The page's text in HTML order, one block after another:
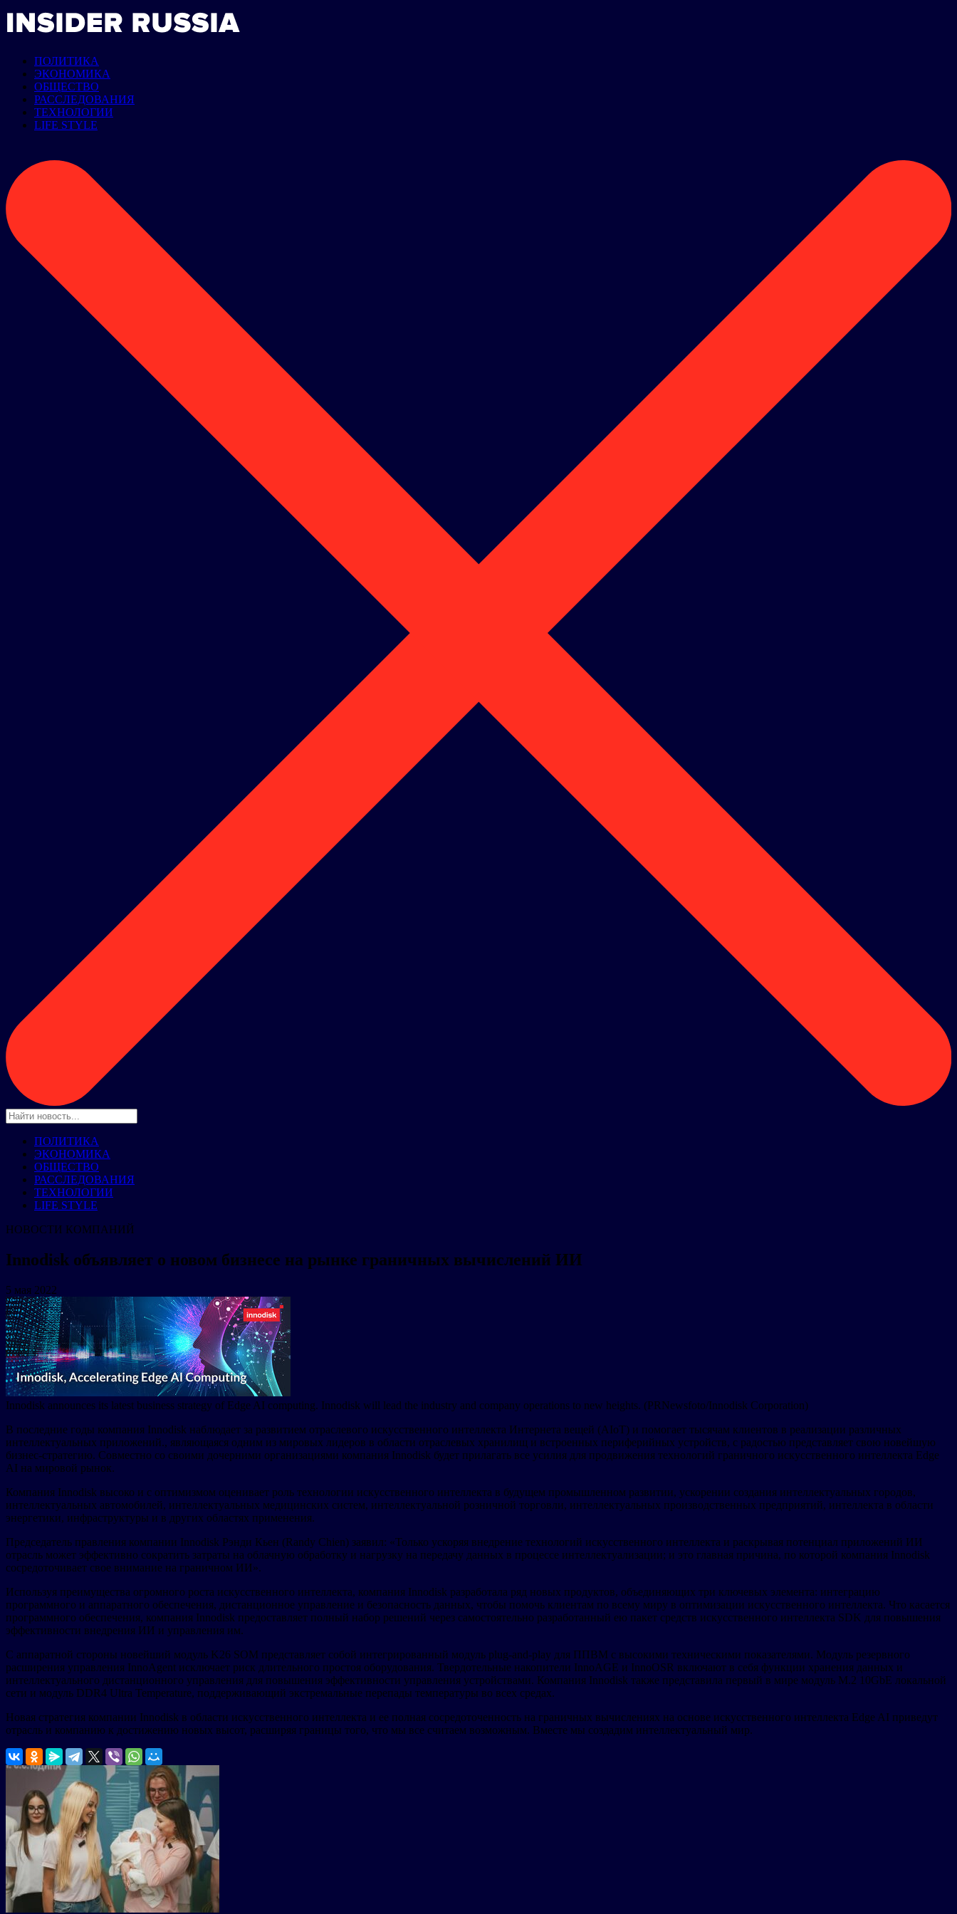
ПОЛИТИКА
ЭКОНОМИКА
ОБЩЕСТВО
РАССЛЕДОВАНИЯ
ТЕХНОЛОГИИ
LIFE STYLE
ПОЛИТИКА
ЭКОНОМИКА
ОБЩЕСТВО
РАССЛЕДОВАНИЯ
ТЕХНОЛОГИИ
LIFE STYLE
НОВОСТИ КОМПАНИЙ
Innodisk объявляет о новом бизнесе на рынке граничных вычислений ИИ
5 мая 2022
Innodisk announces its latest business strategy of Edge AI computing. Innodisk will lead the industry and company operations to new heights. (PRNewsfoto/Innodisk Corporation)
В последние годы компания Innodisk наблюдает за развитием отраслевого искусственного интеллекта Интернета вещей (AIoT) и помогает тысячам клиентов в реализации различных
интеллектуальных приложений., являющаяся одним из мировых лидеров в области отраслевых хранилищ и встроенных периферийных устройств, с радостью представляет свою новейшую
бизнес-стратегию. Совместно со своими дочерними организациями компания Innodisk будет прилагать все усилия для продвижения технологий граничного искусственного интеллекта Edge
AI на мировой рынок.
Компания Innodisk высоко и с оптимизмом оценивает роль технологии искусственного интеллекта в будущем промышленном развитии, ускорении создания интеллектуальных городов,
интеллектуальных автомобилей, интеллектуальных медицинских систем, интеллектуальной розничной торговли, интеллектуальных производственных предприятий, интеллекта в области
энергетики, инфраструктуры и в других областях применения.
Председатель правления компании Innodisk Рэнди Кьен (Randy Chien) заявил: «Только ускоряя внедрение технологий искусственного интеллекта и раскрывая потенциал приложений ИИ
отрасль может эффективно сократить затраты на облачную обработку и нагрузку на передачу данных в процессе интеллектуализации; и это главная причина, по которой компания Innodisk
сосредоточивает свое внимание на граничном ИИ».
Используя преимущества огромного роста искусственного интеллекта, компания Innodisk разработала ряд новых продуктов, объединяющих три ключевых элемента: интеграцию
программного и аппаратного обеспечения, дистанционное управление и безопасность данных, чтобы помочь клиентам по всему миру в оптимизации искусственного интеллекта. Что касается
программного обеспечения, компания Innodisk предоставляет полный набор решений через самостоятельно разработанный ею пакет средств искусственного интеллекта SDK для повышения
эффективности внедрения ИИ и управления им.
С аппаратной стороны новейший модуль K26 SOM представляет собой интегрированный модуль plug-and-play для ППВМ с высокими техническими показателями. Модуль резервного
расширения управления InnoAgent исключает риск длительного простоя оборудования. Твердотельные накопители InnoAGE и InnoOSR включают в себя функции хранения данных и
интеллектуального дистанционного управления для повышения эффективности управления устройствами. Компания Innodisk также представила первый в мире модуль M.2 10GbE локальной
сети и модуль DDR4 Ultra Temperature, поддерживающий экстремальные перепады температуры во всех средах.
Новая стратегия компании Innodisk в области искусственного интеллекта и ее полная сосредоточенность на граничных вычислениях на основе искусственного интеллекта Edge AI приведут
отрасль и компанию к достижению новых высот, расширяя границы того, что мы все считаем возможным. Вместе мы создадим интеллектуальный мир.